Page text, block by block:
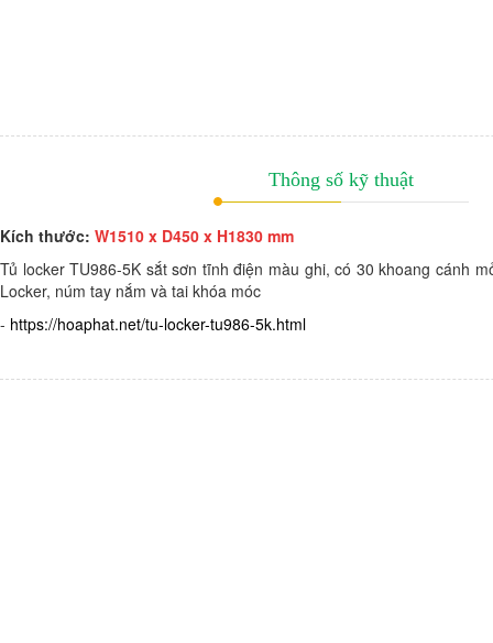
Thông số kỹ thuật
Kích thước: W1510 x D450 x H1830 mm
Tủ locker TU986-5K sắt sơn tĩnh điện màu ghi, có 30 khoang cánh
Locker, núm tay nắm và tai khóa móc
- https://hoaphat.net/tu-locker-tu986-5k.html